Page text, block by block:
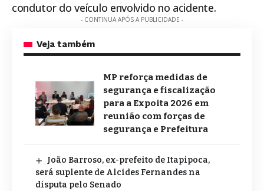
condutor do veículo envolvido no acidente.
- CONTINUA APÓS A PUBLICIDADE -
Veja também
MP reforça medidas de
segurança e fiscalização
para a Expoita 2026 em
reunião com forças de
segurança e Prefeitura
João Barroso, ex-prefeito de Itapipoca,
será suplente de Alcides Fernandes na
disputa pelo Senado